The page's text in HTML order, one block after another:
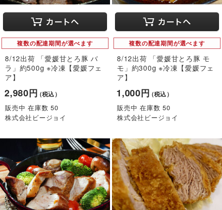
複数の配達期間が選べます
8/12出荷 「愛媛甘とろ豚 バ
ラ」約500g ※冷凍【愛媛フェ
ア】
2,980円（税込）
販売中 在庫数 50
株式会社ビージョイ
複数の配達期間が選べます
8/12出荷 「愛媛甘とろ豚 モ
モ」約300g ※冷凍【愛媛フェ
ア】
1,000円（税込）
販売中 在庫数 50
株式会社ビージョイ